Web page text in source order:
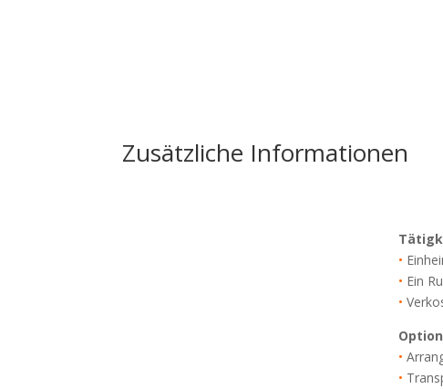
Zusätzliche Informationen
•
• Ein
•
•
•